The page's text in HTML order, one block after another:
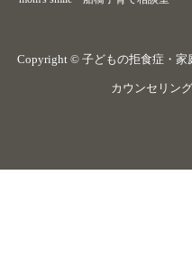
Copyright © 子どもの拒食症・家
カウンセリング